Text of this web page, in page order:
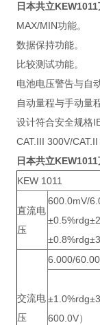
日本共立
MAX/MIN功能。
数据保持功能。
比较测试功能。
电池电压警告与自
自动量程与手动量
设计符合安全规格
CAT.III 300V/
日本共立
KEW 1011
直流电
压
600.0mV/
交流电
压
6.000/
600.0V）